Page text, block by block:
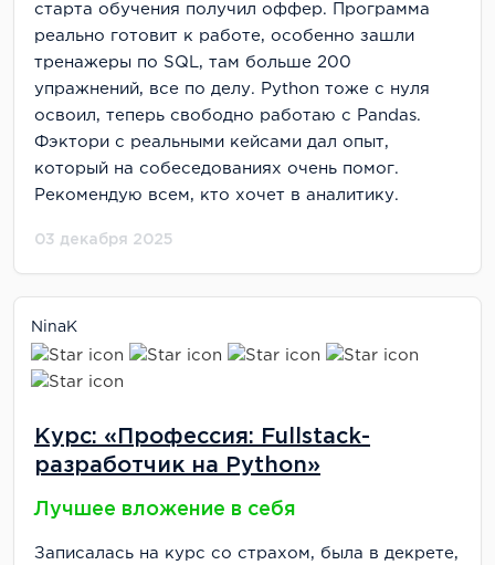
старта обучения получил оффер. Программа
реально готовит к работе, особенно зашли
тренажеры по SQL, там больше 200
упражнений, все по делу. Python тоже с нуля
освоил, теперь свободно работаю с Pandas.
Фэктори с реальными кейсами дал опыт,
который на собеседованиях очень помог.
Рекомендую всем, кто хочет в аналитику.
03 декабря 2025
NinaK
Курс: «Профессия: Fullstack-
разработчик на Python»
Лучшее вложение в себя
Записалась на курс со страхом, была в декрете,